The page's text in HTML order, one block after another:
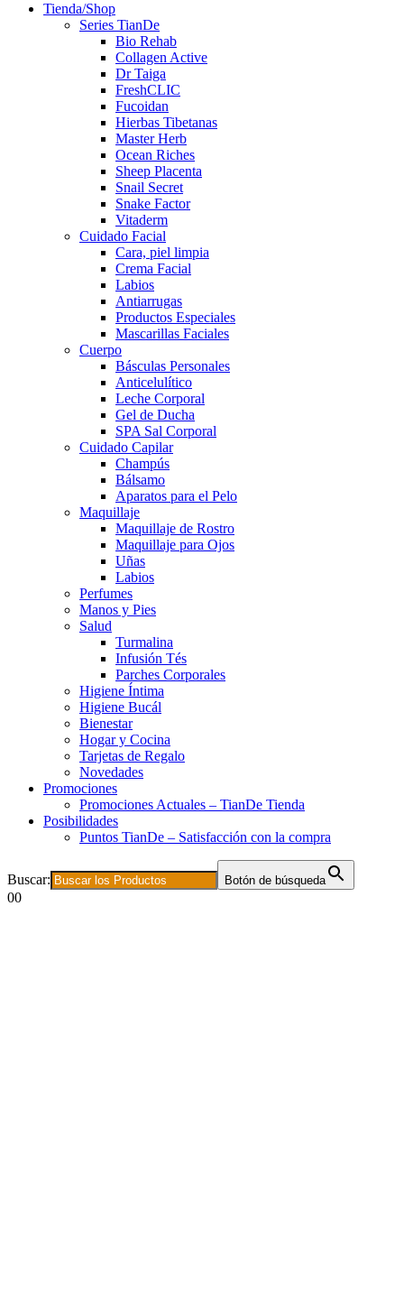
Tienda/Shop
Series TianDe
Bio Rehab
Collagen Active
Dr Taiga
FreshCLIC
Fucoidan
Hierbas Tibetanas
Master Herb
Ocean Riches
Sheep Placenta
Snail Secret
Snake Factor
Vitaderm
Cuidado Facial
Cara, piel limpia
Crema Facial
Labios
Antiarrugas
Productos Especiales
Mascarillas Faciales
Cuerpo
Básculas Personales
Anticelulítico
Leche Corporal
Gel de Ducha
SPA Sal Corporal
Cuidado Capilar
Champús
Bálsamo
Aparatos para el Pelo
Maquillaje
Maquillaje de Rostro
Maquillaje para Ojos
Uñas
Labios
Perfumes
Manos y Pies
Salud
Turmalina
Infusión Tés
Parches Corporales
Higiene Íntima
Higiene Bucál
Bienestar
Hogar y Cocina
Tarjetas de Regalo
Novedades
Promociones
Promociones Actuales – TianDe Tienda
Posibilidades
Puntos TianDe – Satisfacción con la compra
Buscar: Botón de búsqueda
00